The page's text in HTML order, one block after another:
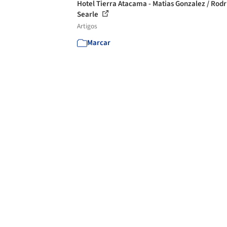
Hotel Tierra Atacama - Matias Gonzalez /
Searle
Artigos
Marcar